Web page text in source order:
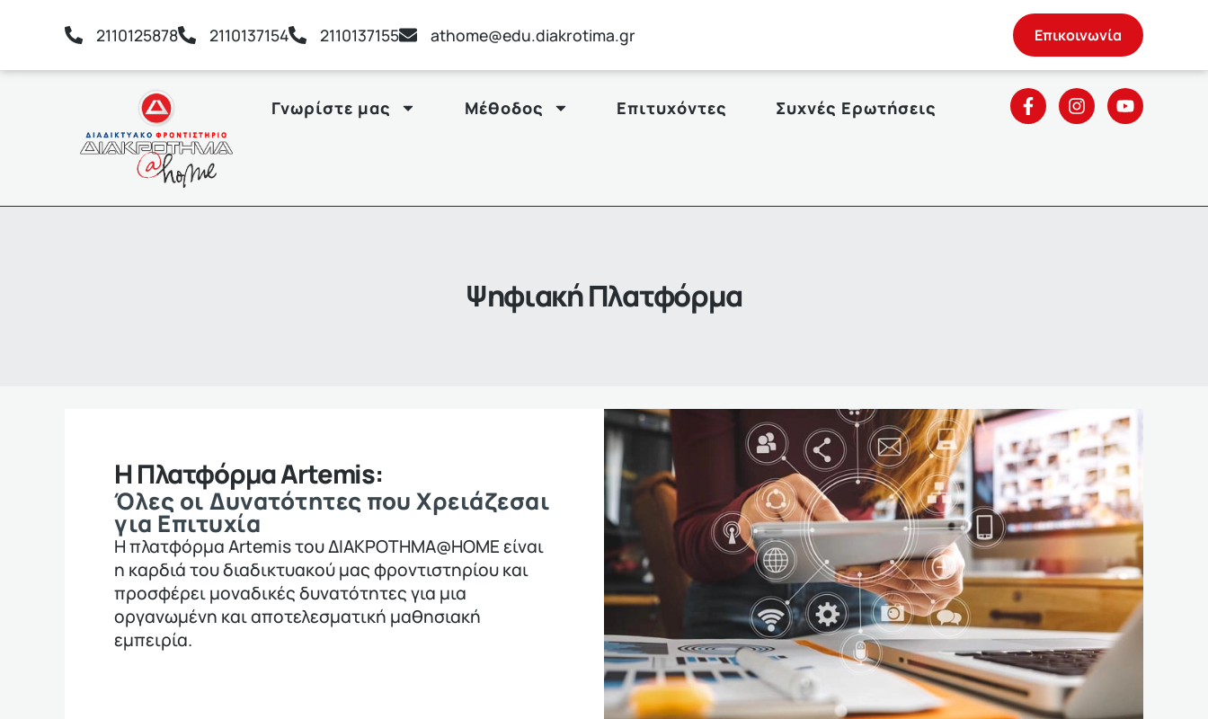
2110125878 2110137154 2110137155 athome@edu.diakrotima.gr Επικοινωνία
Γνωρίστε μας Μέθοδος Επιτυχόντες Συχνές Ερωτήσεις
Ψηφιακή Πλατφόρμα
Η Πλατφόρμα Artemis:
Όλες οι Δυνατότητες που Χρειάζεσαι
για Επιτυχία
Η πλατφόρμα Artemis του ΔΙΑΚΡΟΤΗΜΑ@HOME είναι
η καρδιά του διαδικτυακού μας φροντιστηρίου και
προσφέρει μοναδικές δυνατότητες για μια
οργανωμένη και αποτελεσματική μαθησιακή
εμπειρία.